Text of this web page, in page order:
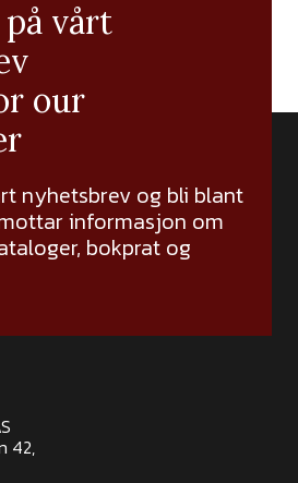
vårt
our
nyhetsbrev og bli blant
informasjon om
bokprat og
42,